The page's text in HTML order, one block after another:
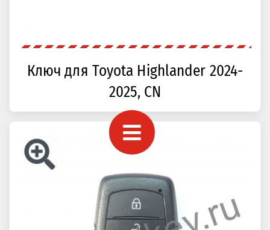
Ключ для Toyota Highlander 2024-
2025, CN